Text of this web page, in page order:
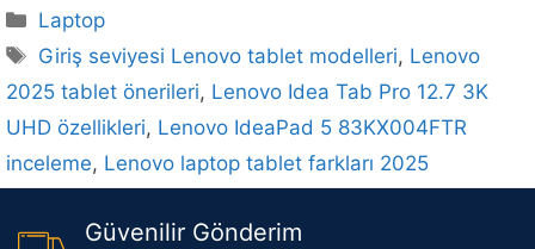
Kategoriler
Laptop
Etiketler
Giriş seviyesi Lenovo tablet modelleri, Lenovo
2025 tablet önerileri, Lenovo Idea Tab Pro 12.7 3K
UHD özellikleri, Lenovo IdeaPad 5 83KX004FTR
inceleme, Lenovo laptop tablet farkları 2025
Güvenilir Gönderim